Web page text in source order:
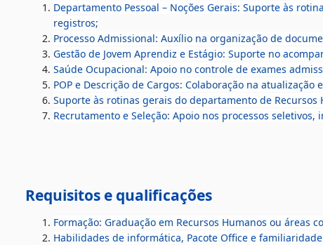
Departamento Pessoal – Noções Gerais: Suporte às
registros;
Processo Admissional: Auxílio na organização de
Gestão de Jovem Aprendiz e Estágio: Suporte no
Saúde Ocupacional: Apoio no controle de exames
POP e Descrição de Cargos: Colaboração na
Suporte às rotinas gerais do departamento de Recursos
Recrutamento e Seleção: Apoio nos processos
Requisitos e qualificações
Formação: Graduação em Recursos Humanos ou áreas
Habilidades de informática, Pacote Office e familiaridade